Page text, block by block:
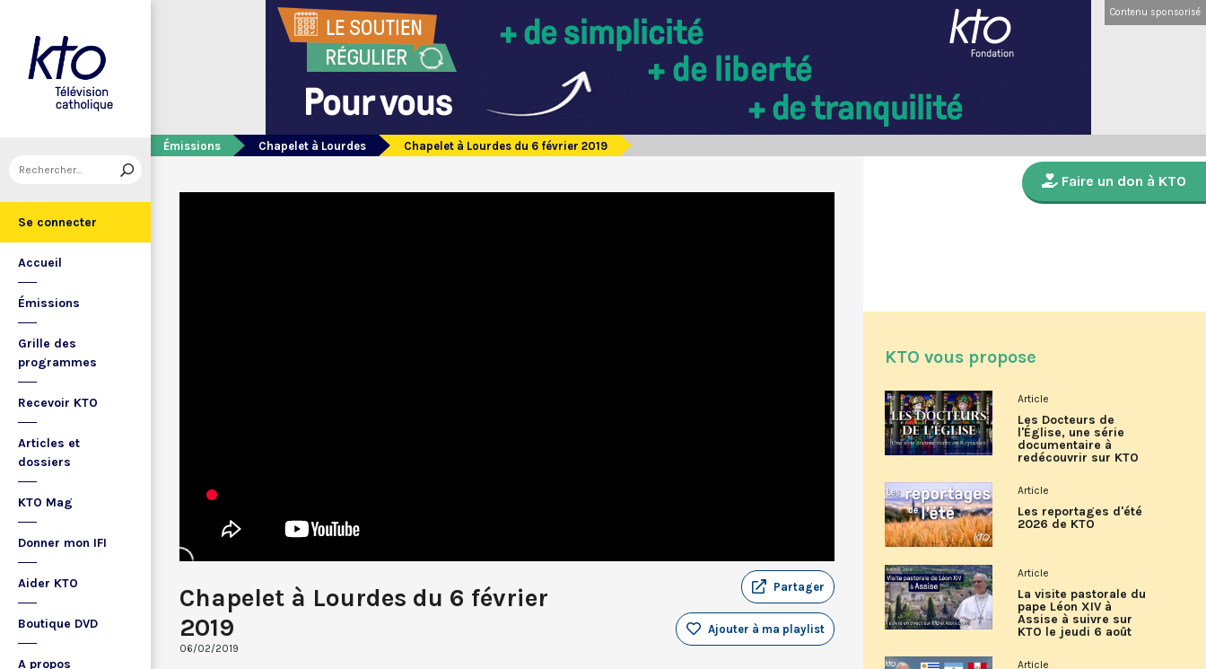
Se connecter
Accueil
Émissions
Grille des
programmes
Recevoir KTO
Articles et
dossiers
KTO Mag
Donner mon IFI
Aider KTO
Boutique DVD
A propos
Contenu sponsorisé
Émissions Chapelet à Lourdes Chapelet à Lourdes du 6 février 2019
Chapelet à Lourdes du 6 février
2019
06/02/2019
Partager
Ajouter à ma playlist
Faire un don à KTO
KTO vous propose
Article
Les Docteurs de
l'Église, une série
documentaire à
redécouvrir sur KTO
Article
Les reportages d'été
2026 de KTO
Article
La visite pastorale du
pape Léon XIV à
Assise à suivre sur
KTO le jeudi 6 août
Article